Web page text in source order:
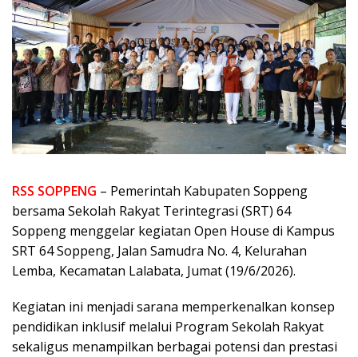
RSS SOPPENG – Pemerintah Kabupaten Soppeng
bersama Sekolah Rakyat Terintegrasi (SRT) 64
Soppeng menggelar kegiatan Open House di Kampus
SRT 64 Soppeng, Jalan Samudra No. 4, Kelurahan
Lemba, Kecamatan Lalabata, Jumat (19/6/2026).
Kegiatan ini menjadi sarana memperkenalkan konsep
pendidikan inklusif melalui Program Sekolah Rakyat
sekaligus menampilkan berbagai potensi dan prestasi